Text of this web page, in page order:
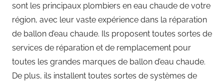
sont les principaux plombiers en eau chaude de votre
région, avec leur vaste expérience dans la réparation
de ballon d’eau chaude. Ils proposent toutes sortes de
services de réparation et de remplacement pour
toutes les grandes marques de ballon d’eau chaude.
De plus, ils installent toutes sortes de systèmes de